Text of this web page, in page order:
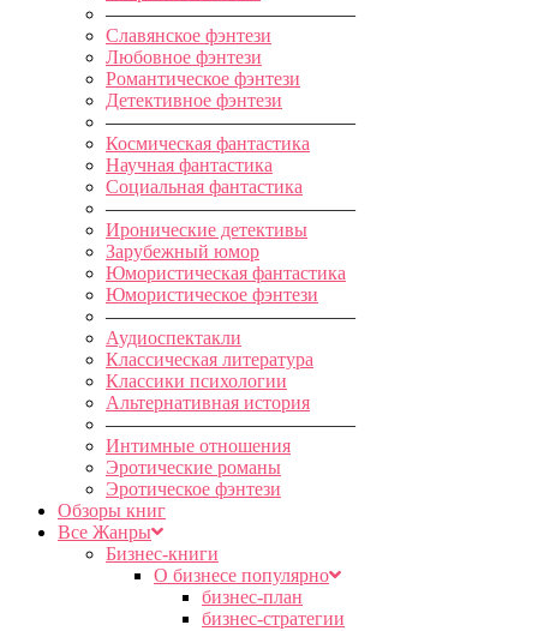
—————————————
Славянское фэнтези
Любовное фэнтези
Романтическое фэнтези
Детективное фэнтези
—————————————
Космическая фантастика
Научная фантастика
Социальная фантастика
—————————————
Иронические детективы
Зарубежный юмор
Юмористическая фантастика
Юмористическое фэнтези
—————————————
Аудиоспектакли
Классическая литература
Классики психологии
Альтернативная история
—————————————
Интимные отношения
Эротические романы
Эротическое фэнтези
Обзоры книг
Все Жанры
Бизнес-книги
О бизнесе популярно
бизнес-план
бизнес-стратегии